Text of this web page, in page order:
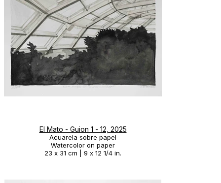
El Mato - Guion 1 - 12, 2025
Acuarela sobre papel
Watercolor on paper
23 x 31 cm | 9 x 12 1/4 in.